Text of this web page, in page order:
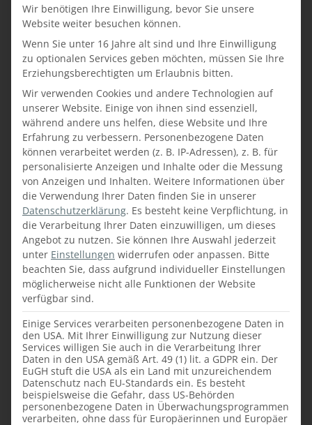
Die Dunstabzugshaubewird je nach
Kochintensität gereinigt. Einen Teil der
ausbaubaren Teile können Sie in der
Spülmaschine reinigen, neue Filter gibt es in
Baumärkten oder im Fach- und
Versandhandel. Äußerliche
Verschmutzungen oder Fettspritzer sollten
regelmäßig beim Säubern der Fliesen mit
abgewischt werden.
Die Spülmaschinesollte regelmäßig auf
verstopfte Düsen oder Siebe überprüft
werden und auch, ob genügend Salz und
Klarspüler vorhanden ist. Türrahmen und
Dichtung gelegentlich säubern, eine
gründliche Innenreinigung übernimmt nach
der manuellen Reinigung ein leerer
Waschdurchgang mit Maschinenpfleger.
Der Kühl- und Gefrierschrankwird in
einem halbjährlichen Intervall komplett
ausgeräumt, gegebenenfalls abgetaut und
überall mit Allzweckreiniger feucht gereinigt.
Vergessen Sie dabei nicht die
Gummidichtungen, in denen sich gern
Wir benötigen Ihre Einwilligung, bevor Sie unsere
Website weiter besuchen können.
Wenn Sie unter 16 Jahre alt sind und Ihre Einwilligung
zu optionalen Services geben möchten, müssen Sie Ihre
Erziehungsberechtigten um Erlaubnis bitten.
Wir verwenden Cookies und andere Technologien auf
unserer Website. Einige von ihnen sind essenziell,
während andere uns helfen, diese Website und Ihre
Erfahrung zu verbessern. Personenbezogene Daten
können verarbeitet werden (z. B. IP-Adressen), z. B. für
personalisierte Anzeigen und Inhalte oder die Messung
von Anzeigen und Inhalten. Weitere Informationen über
die Verwendung Ihrer Daten finden Sie in unserer
Datenschutzerklärung. Es besteht keine Verpflichtung, in
die Verarbeitung Ihrer Daten einzuwilligen, um dieses
Angebot zu nutzen. Sie können Ihre Auswahl jederzeit
unter Einstellungen widerrufen oder anpassen. Bitte
beachten Sie, dass aufgrund individueller Einstellungen
möglicherweise nicht alle Funktionen der Website
verfügbar sind.
Einige Services verarbeiten personenbezogene Daten in
den USA. Mit Ihrer Einwilligung zur Nutzung dieser
Services willigen Sie auch in die Verarbeitung Ihrer
Daten in den USA gemäß Art. 49 (1) lit. a GDPR ein. Der
EuGH stuft die USA als ein Land mit unzureichendem
Datenschutz nach EU-Standards ein. Es besteht
beispielsweise die Gefahr, dass US-Behörden
personenbezogene Daten in Überwachungsprogrammen
verarbeiten, ohne dass für Europäerinnen und Europäer